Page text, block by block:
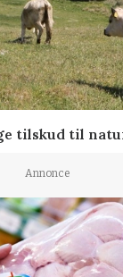
tilskud til
Annonce